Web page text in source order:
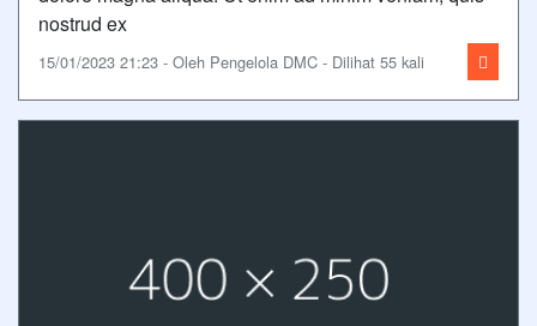
nostrud ex
15/01/2023 21:23 - Oleh Pengelola DMC - Dilihat 55 kali